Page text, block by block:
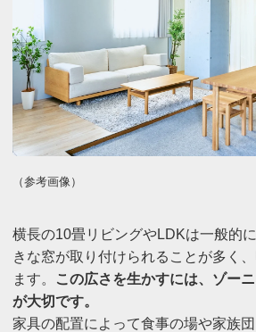
（参考画像）
横長の10畳リビングやLDKは一般的
きな窓が取り付けられることが多く
ます。
この広さを生かすには、ゾー
が大切です。
家具の配置によって食事の場や家族